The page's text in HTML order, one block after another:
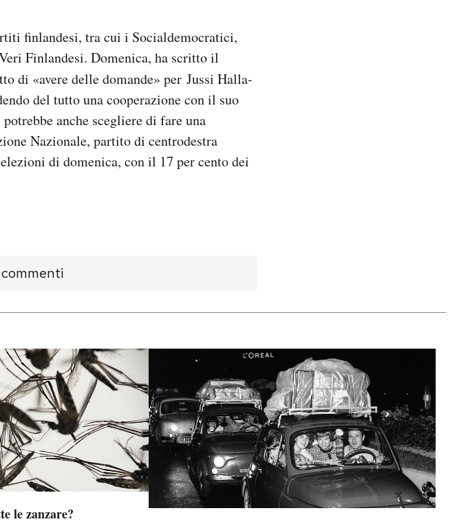
finlandesi, tra cui i Socialdemocratici,
Finlandesi. Domenica, ha scritto il
di «avere delle domande» per Jussi Halla-
del tutto una cooperazione con il suo
anche scegliere di fare una
Nazionale, partito di centrodestra
di domenica, con il 17 per cento dei
le zanzare?